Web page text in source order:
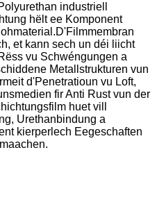
industriell
hëlt ee Komponent
et kann sech un déi liicht
vu Schwéngungen a
Metallstrukturen vun
d'Penetratioun vu Loft,
fir Anti Rust vun der
huet vill
Urethanbindung a
kierperlech Eegeschaften